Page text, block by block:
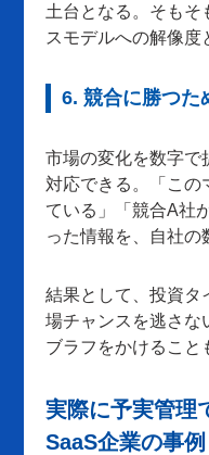
土台となる。そもそ
スモデルへの解像度
6. 競合に勝つた
市場の変化を数字で
対応できる。「この
ている」「競合A社
った情報を、自社の
結果として、投資タ
場チャンスを逃さな
ブラフをかけること
実際に予実管理
SaaS企業の事例